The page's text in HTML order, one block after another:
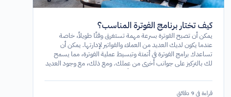
كيف تختار برنامج الفوترة المناسب؟
يمكن أن تصبح الفوترة بسرعة مهمة تستغرق وقتًا طويلاً، خاصة
عندما يكون لديك العديد من العملاء والفواتير لإدارتها. يمكن أن
تساعدك برامج الفوترة في أتمتة وتبسيط عملية الفوترة، مما يسمح
لك بالتركيز على جوانب أخرى من عملك. ومع ذلك، مع وجود العديد
المناسب.
قراءة في 9 دقائق